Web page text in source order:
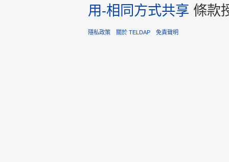
用-相同方式共享 條款
隱私政策 關於 TELDAP 免責聲明